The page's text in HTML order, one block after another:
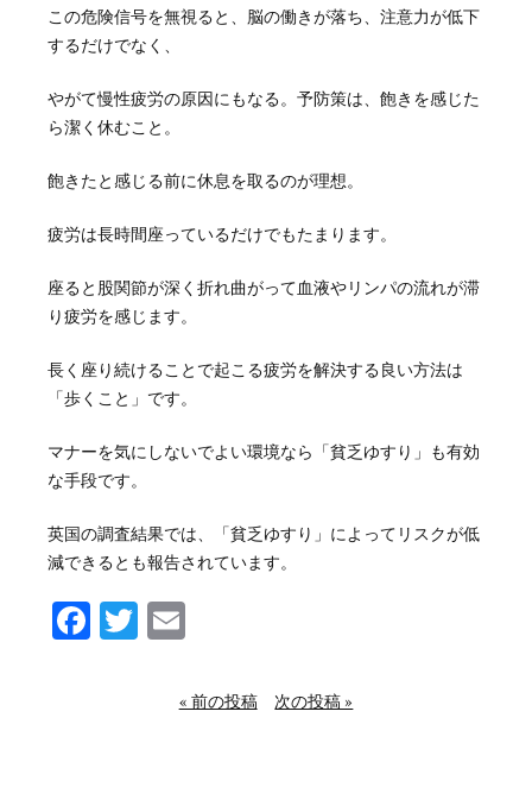
この危険信号を無視ると、脳の働きが落ち、注意力が低下
するだけでなく、
やがて慢性疲労の原因にもなる。予防策は、飽きを感じた
ら潔く休むこと。
飽きたと感じる前に休息を取るのが理想。
疲労は長時間座っているだけでもたまります。
座ると股関節が深く折れ曲がって血液やリンパの流れが滞
り疲労を感じます。
長く座り続けることで起こる疲労を解決する良い方法は
「歩くこと」です。
マナーを気にしないでよい環境なら「貧乏ゆすり」も有効
な手段です。
英国の調査結果では、「貧乏ゆすり」によってリスクが低
減できるとも報告されています。
Facebook
Twitter
« 前の投稿 次の投稿 »